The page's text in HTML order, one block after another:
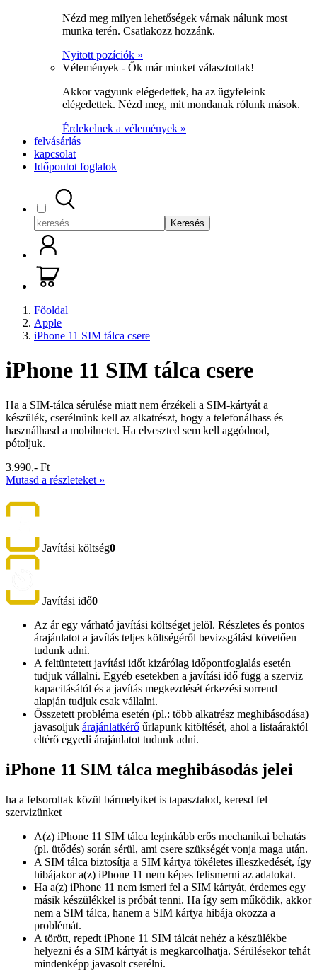
Nézd meg milyen lehetőségek várnak nálunk most
munka terén. Csatlakozz hozzánk.
Nyitott pozíciók »
Vélemények - Ők már minket választottak!
Akkor vagyunk elégedettek, ha az ügyfeleink
elégedettek. Nézd meg, mit mondanak rólunk mások.
Érdekelnek a vélemények »
felvásárlás
kapcsolat
Időpontot foglalok
Keresés
Főoldal
Apple
iPhone 11 SIM tálca csere
iPhone 11 SIM tálca csere
Ha a SIM-tálca sérülése miatt nem érzékeli a SIM-kártyát a
készülék, cserélnünk kell az alkatrészt, hogy a telefonálhass és
használhasd a mobilnetet. Ha elveszted sem kell aggódnod,
pótoljuk.
3.990,- Ft
Mutasd a részleteket »
Javítási költség0
Javítási idő0
Az ár egy várható javítási költséget jelöl. Részletes és pontos
árajánlatot a javítás teljes költségéről bevizsgálást követően
tudunk adni.
A feltüntetett javítási időt kizárólag időpontfoglalás esetén
tudjuk vállalni. Egyéb esetekben a javítási idő függ a szerviz
kapacitásától és a javítás megkezdését érkezési sorrend
alapján tudjuk csak vállalni.
Összetett probléma esetén (pl.: több alkatrész meghibásodása)
javasoljuk árajánlatkérő űrlapunk kitöltését, ahol a listaáraktól
eltérő egyedi árajánlatot tudunk adni.
iPhone 11 SIM tálca meghibásodás jelei
ha a felsoroltak közül bármelyiket is tapasztalod, keresd fel
szervizünket
A(z) iPhone 11 SIM tálca leginkább erős mechanikai behatás
(pl. ütődés) során sérül, ami csere szükségét vonja maga után.
A SIM tálca biztosítja a SIM kártya tökéletes illeszkedését, így
hibájakor a(z) iPhone 11 nem képes felismerni az adatokat.
Ha a(z) iPhone 11 nem ismeri fel a SIM kártyát, érdemes egy
másik készülékkel is próbát tenni. Ha így sem működik, akkor
nem a SIM tálca, hanem a SIM kártya hibája okozza a
problémát.
A törött, repedt iPhone 11 SIM tálcát nehéz a készülékbe
helyezni és a SIM kártyát is megkarcolhatja. Sérülésekor tehát
mindenképp javasolt cserélni.